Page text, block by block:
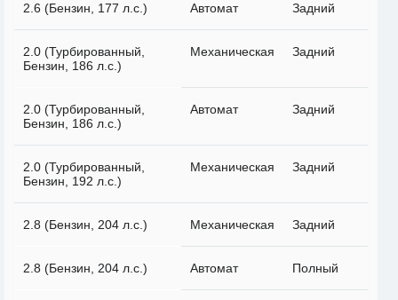
2.6 (Бензин, 177 л.с.) Автомат Задний
2.0 (Турбированный,
Бензин, 186 л.с.)
Механическая Задний
2.0 (Турбированный,
Бензин, 186 л.с.)
Автомат Задний
2.0 (Турбированный,
Бензин, 192 л.с.)
Механическая Задний
2.8 (Бензин, 204 л.с.) Механическая Задний
2.8 (Бензин, 204 л.с.) Автомат Полный